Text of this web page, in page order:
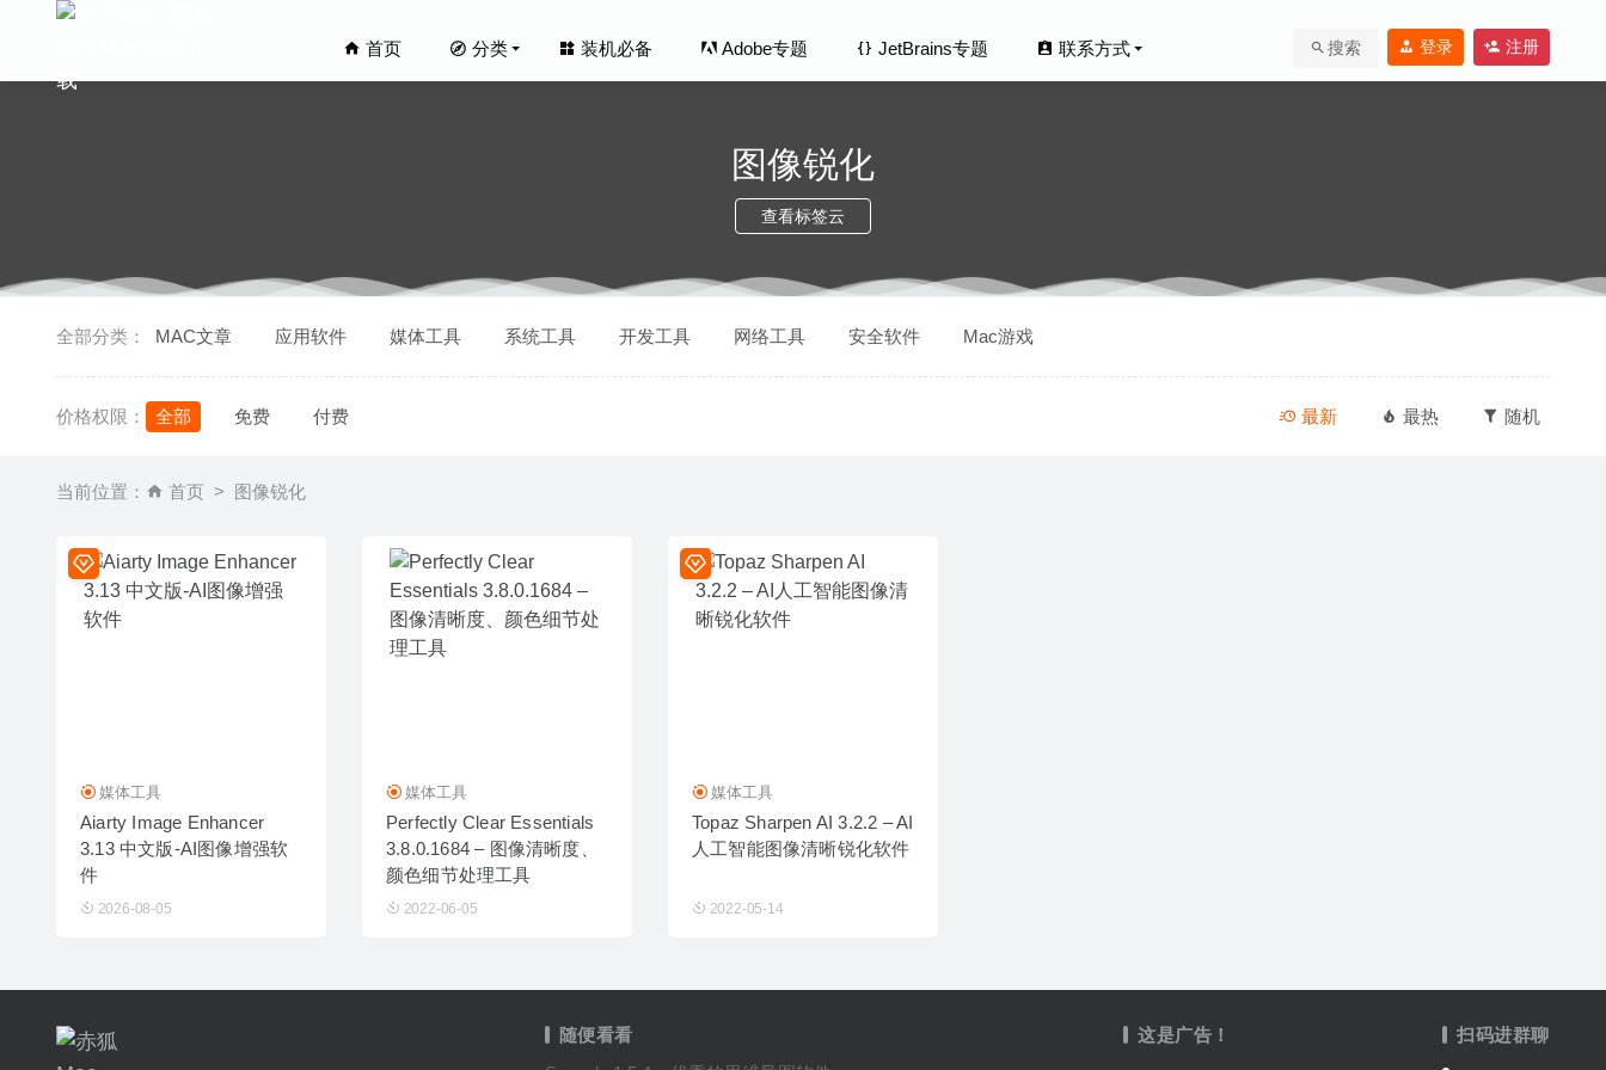
首页 分类 装机必备 Adobe专题 JetBrains专题 联系方式 搜索 登录 注册
图像锐化
查看标签云
全部分类： MAC文章 应用软件 媒体工具 系统工具 开发工具 网络工具 安全软件 Mac游戏
价格权限： 全部 免费 付费 最新 最热 随机
当前位置： 首页 图像锐化
媒体工具
Aiarty Image Enhancer
3.13 中文版-AI图像增强软
件
2026-08-05
媒体工具
Perfectly Clear Essentials
3.8.0.1684 – 图像清晰度、
颜色细节处理工具
2022-06-05
媒体工具
Topaz Sharpen AI 3.2.2 – AI
人工智能图像清晰锐化软件
2022-05-14
随便看看
这是广告！ 扫码进群聊
2020-07-15